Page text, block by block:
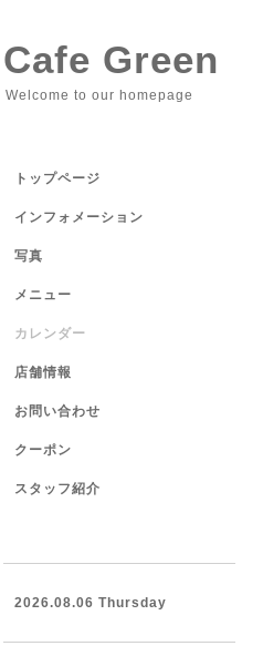
Cafe Green
Welcome to our homepage
トップページ
インフォメーション
写真
メニュー
カレンダー
店舗情報
お問い合わせ
クーポン
スタッフ紹介
2026.08.06 Thursday